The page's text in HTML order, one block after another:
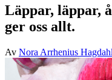
Läppar, läppar,
ger oss allt.
Av Nora Arrhenius Hagdahl